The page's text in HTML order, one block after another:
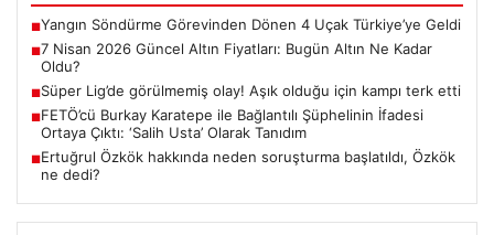
■Yangın Söndürme Görevinden Dönen 4 Uçak Türkiye’ye Geldi
■7 Nisan 2026 Güncel Altın Fiyatları: Bugün Altın Ne Kadar
Oldu?
■Süper Lig’de görülmemiş olay! Aşık olduğu için kampı terk etti
■FETÖ’cü Burkay Karatepe ile Bağlantılı Şüphelinin İfadesi
Ortaya Çıktı: ‘Salih Usta’ Olarak Tanıdım
■Ertuğrul Özkök hakkında neden soruşturma başlatıldı, Özkök
ne dedi?